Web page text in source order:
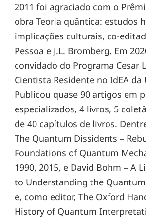
2011 foi agraciado com o
obra Teoria quântica: estudos
implicações culturais, co-
Pessoa e J.L. Bromberg. Em
convidado do Programa Cesar
Cientista Residente no IdEA da
Publicou quase 90 artigos em
especializados, 4 livros, 5
de 40 capítulos de livros.
The Quantum Dissidents –
Foundations of Quantum
1990, 2015, e David Bohm – A
to Understanding the
e, como editor, The Oxford
History of Quantum